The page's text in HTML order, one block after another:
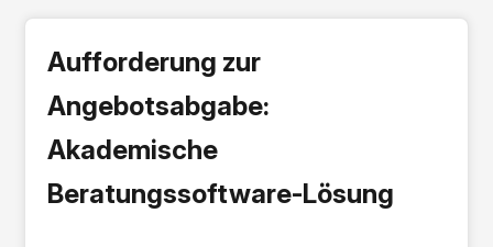
Aufforderung zur
Angebotsabgabe:
Akademische
Beratungssoftware-Lösung